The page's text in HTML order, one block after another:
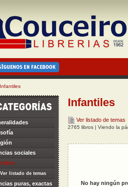
Infantiles
sociales
Ver listado de temas
puras, exactas
Infantiles
Ver listado de temas
2765 libros | Viendo la
No hay ningún